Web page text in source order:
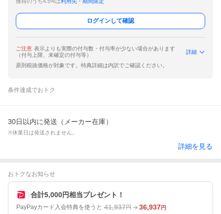
ログインして確認
ご注意 表示よりも実際の付与数・付与率が少ない場合があります
（付与上限、未確定の付与等）
詳細
原則税抜価格が対象です。特典詳細は内訳でご確認ください。
条件達成でおトク
30日以内に発送（メーカー在庫）
※休業日は発送されません。
詳細を見る
おトクなお知らせ
合計5,000円相当プレゼント！
PayPayカード入会特典を使うと 41,937円 36,937円